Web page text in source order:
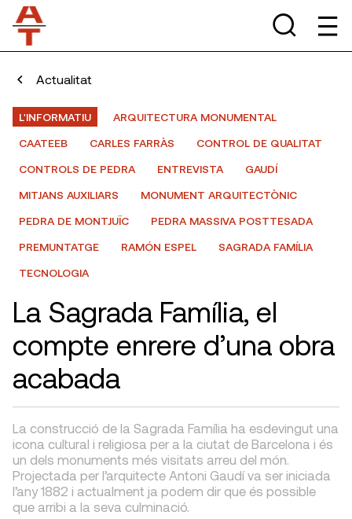
Actualitat
L'INFORMATIU
ARQUITECTURA MONUMENTAL
CAATEEB
CARLES FARRÀS
CONTROL DE QUALITAT
CONTROLS DE PEDRA
ENTREVISTA
GAUDÍ
MITJANS AUXILIARS
MONUMENT ARQUITECTÒNIC
PEDRA DE MONTJUÏC
PEDRA MASSIVA POSTTESADA
PREMUNTATGE
RAMÓN ESPEL
SAGRADA FAMÍLIA
TECNOLOGIA
La Sagrada Família, el
compte enrere d’una obra
acabada
La construcció de la Sagrada Família ha esdevingut una
icona cultural i religiosa per a la ciutat de Barcelona i és
un dels monuments més visitats arreu del món.
Projectada per l’arquitecte Antoni Gaudí va ser iniciada
l’any 1882 i actualment ja podem dir que és possible
que arribi a la seva culminació.